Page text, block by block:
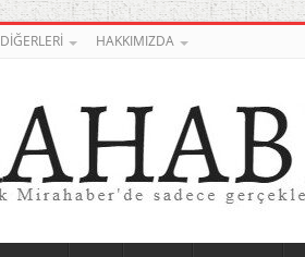
DİĞERLERİ HAKKIMIZDA